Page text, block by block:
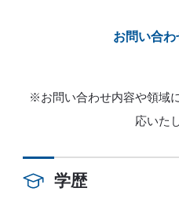
お問い合わ
※お問い合わせ内容や領域
応いた
学歴